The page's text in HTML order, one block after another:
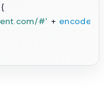
#' +